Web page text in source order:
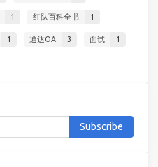
1 红队百科全书 1
1 通达OA 3 面试 1